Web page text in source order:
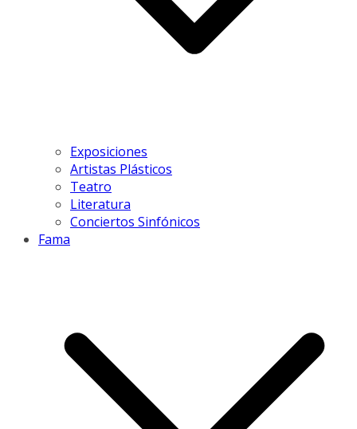
Exposiciones
Artistas Plásticos
Teatro
Literatura
Conciertos Sinfónicos
Fama